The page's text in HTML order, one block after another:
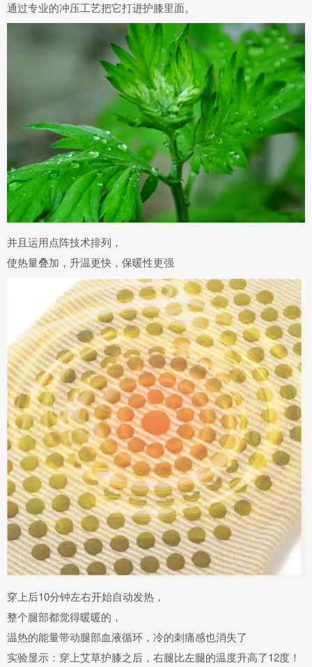
通过专业的冲压工艺把它打进护膝里面。
并且运用点阵技术排列，
使热量叠加，升温更快，保暖性更强
穿上后10分钟左右开始自动发热，
整个腿部都觉得暖暖的，
温热的能量带动腿部血液循环 ，冷的刺痛感也消失了
实验显示：穿上艾草护膝之后，右腿比左腿的温度升高了12度！